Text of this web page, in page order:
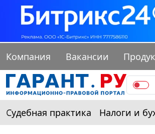
Компания Вакансии
Судебная практика Налоги и